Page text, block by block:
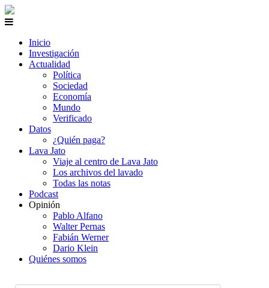
Inicio
Investigación
Actualidad
Política
Sociedad
Economía
Mundo
Verificado
Datos
¿Quién paga?
Lava Jato
Viaje al centro de Lava Jato
Los archivos del lavado
Todas las notas
Podcast
Opinión
Pablo Alfano
Walter Pernas
Fabián Werner
Dario Klein
Quiénes somos